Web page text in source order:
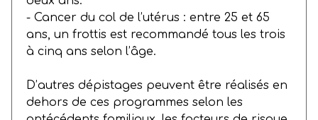
- Cancer du col de l’utérus : entre 25 et 65
ans, un frottis est recommandé tous les trois
à cinq ans selon l’âge.
D’autres dépistages peuvent être réalisés en
dehors de ces programmes selon les